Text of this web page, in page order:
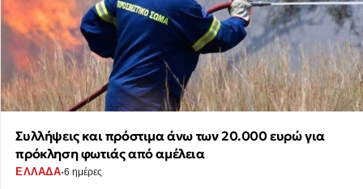
Συλλήψεις και πρόστιμα άνω των 20.000 ευρώ για
πρόκληση φωτιάς από αμέλεια
ΕΛΛΑΔΑ·6 ημέρες